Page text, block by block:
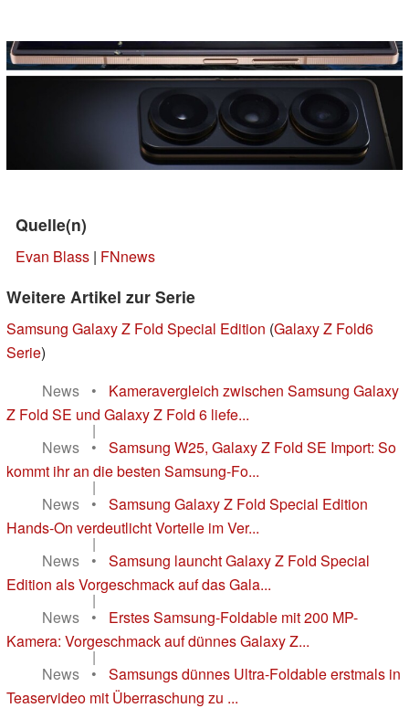
Quelle(n)
Evan Blass | FNnews
Weitere Artikel zur Serie
Samsung Galaxy Z Fold Special Edition (Galaxy Z Fold6
Serie)
News
•
Kameravergleich zwischen Samsung Galaxy
Z Fold SE und Galaxy Z Fold 6 liefe...
|
News
•
Samsung W25, Galaxy Z Fold SE Import: So
kommt ihr an die besten Samsung-Fo...
|
News
•
Samsung Galaxy Z Fold Special Edition
Hands-On verdeutlicht Vorteile im Ver...
|
News
•
Samsung launcht Galaxy Z Fold Special
Edition als Vorgeschmack auf das Gala...
|
News
•
Erstes Samsung-Foldable mit 200 MP-
Kamera: Vorgeschmack auf dünnes Galaxy Z...
|
News
•
Samsungs dünnes Ultra-Foldable erstmals in
Teaservideo mit Überraschung zu ...